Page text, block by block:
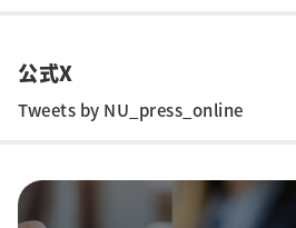
公式X
Tweets by NU_press_online